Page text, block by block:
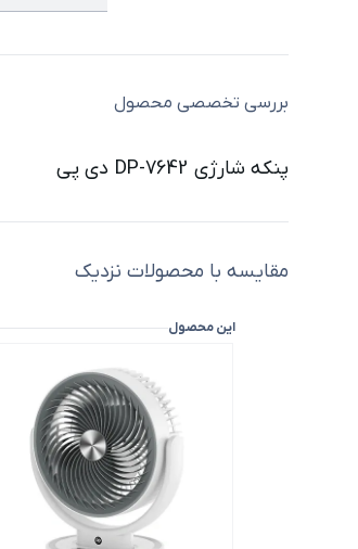
بررسی تخصصی محصول
پنکه شارژی DP-7642 دی پی
مقایسه با محصولات نزدیک
این محصول